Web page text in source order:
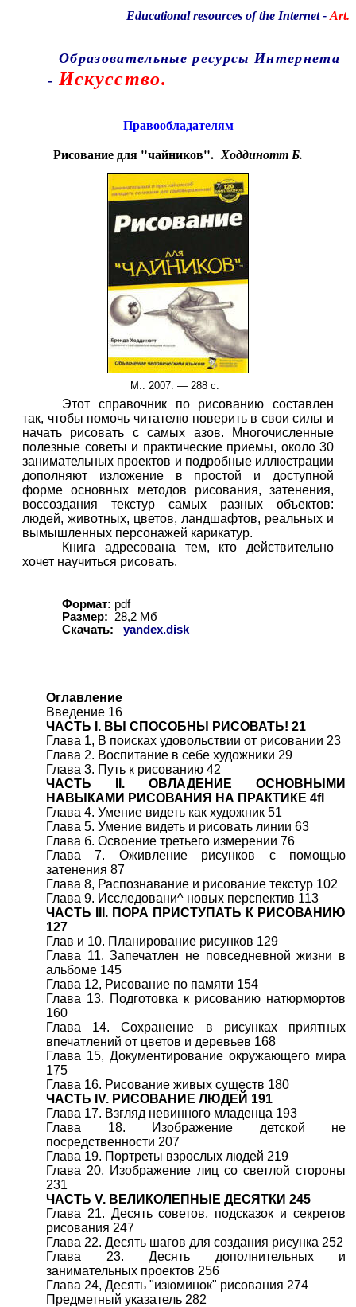
Educational resources of the Internet- Art.
Образовательные ресурсы Интернета
- Искусство.
Правообладателям
Рисование для "чайников".Ходдинотт Б.
М.: 2007. — 288 с.
Этот справочник по рисованию составлен
так, чтобы помочь читателю поверить в свои силы и
начать рисовать с самых азов. Многочисленные
полезные советы и практические приемы, около 30
занимательных проектов и подробные иллюстрации
дополняют изложение в простой и доступной
форме основных методов рисования, затенения,
воссоздания текстур самых разных объектов:
людей, животных, цветов, ландшафтов, реальных и
вымышленных персонажей карикатур.
Книга адресована тем, кто действительно
хочет научиться рисовать.
Формат: pdf
Размер:
28,2 Мб
Скачать:
yandex.disk
Оглавление
Введение 16
ЧАСТЬ I. ВЫ СПОСОБНЫ РИСОВАТЬ! 21
Глава 1, В поисках удовольствии от рисовании 23
Глава 2. Воспитание в себе художники 29
Глава 3. Путь к рисованию 42
ЧАСТЬ II. ОВЛАДЕНИЕ ОСНОВНЫМИ
НАВЫКАМИ РИСОВАНИЯ НА ПРАКТИКЕ 4fl
Глава 4. Умение видеть как художник 51
Глава 5. Умение видеть и рисовать линии 63
Глава б. Освоение третьего измерении 76
Глава 7. Оживление рисунков с помощью
затенения 87
Глава 8, Распознавание и рисование текстур 102
Глава 9. Исследовани^ новых перспектив 113
ЧАСТЬ III. ПОРА ПРИСТУПАТЬ К РИСОВАНИЮ
127
Глав и 10. Планирование рисунков 129
Глава 11. Запечатлен не повседневной жизни в
альбоме 145
Глава 12, Рисование по памяти 154
Глава 13. Подготовка к рисованию натюрмортов
160
Глава 14. Сохранение в рисунках приятных
впечатлений от цветов и деревьев 168
Глава 15, Документирование окружающего мира
175
Глава 16. Рисование живых существ 180
ЧАСТЬ IV. РИСОВАНИЕ ЛЮДЕЙ 191
Глава 17. Взгляд невинного младенца 193
Глава 18. Изображение детской не
посредственности 207
Глава 19. Портреты взрослых людей 219
Глава 20, Изображение лиц со светлой стороны
231
ЧАСТЬ V. ВЕЛИКОЛЕПНЫЕ ДЕСЯТКИ 245
Глава 21. Десять советов, подсказок и секретов
рисования 247
Глава 22. Десять шагов для создания рисунка 252
Глава 23. Десять дополнительных и
занимательных проектов 256
Глава 24, Десять "изюминок" рисования 274
Предметный указатель 282